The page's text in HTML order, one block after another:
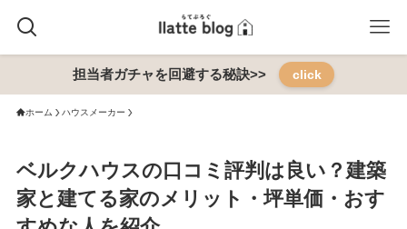
担当者ガチャを回避する秘訣>> click
ホーム ハウスメーカー
ベルクハウスの口コミ評判は良い？建築
家と建てる家のメリット・坪単価・おす